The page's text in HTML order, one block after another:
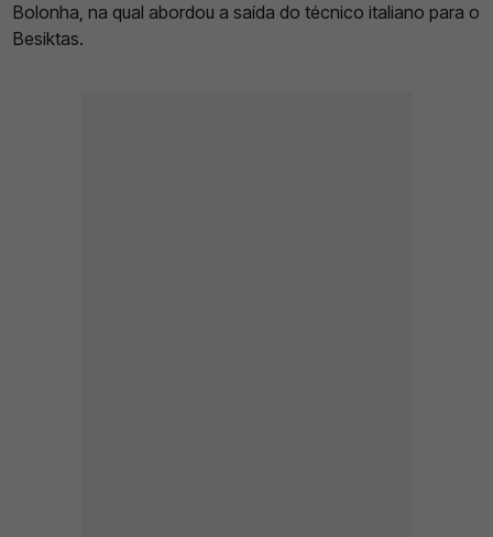
Bolonha, na qual abordou a saída do técnico italiano para o
Besiktas.